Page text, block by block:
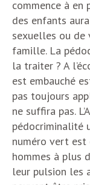
commence à en
des enfants
sexuelles ou de
famille. La
la traiter ? A
est embauché
pas toujours
ne suffira pas.
pédocriminalité
numéro vert est
hommes à plus
leur pulsion les